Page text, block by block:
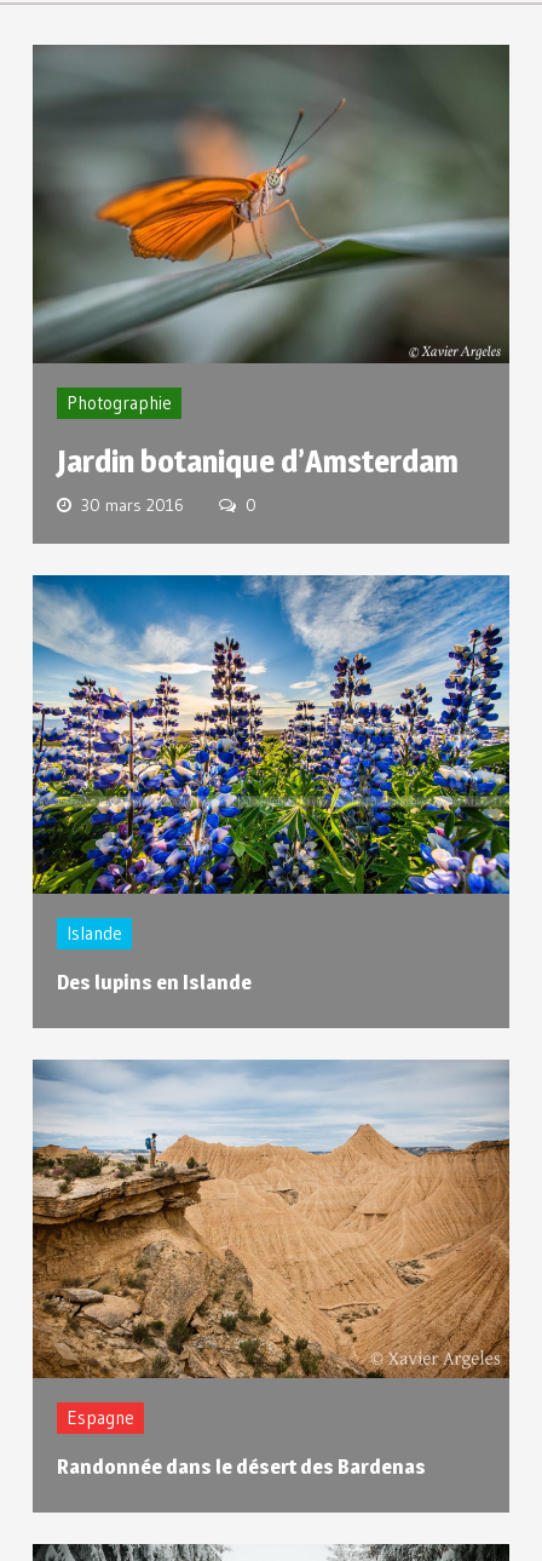
Photographie
Jardin botanique d’Amsterdam
30 mars 2016 0
Islande
Des lupins en Islande
Espagne
Randonnée dans le désert des Bardenas